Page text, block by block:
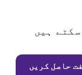
ہیں